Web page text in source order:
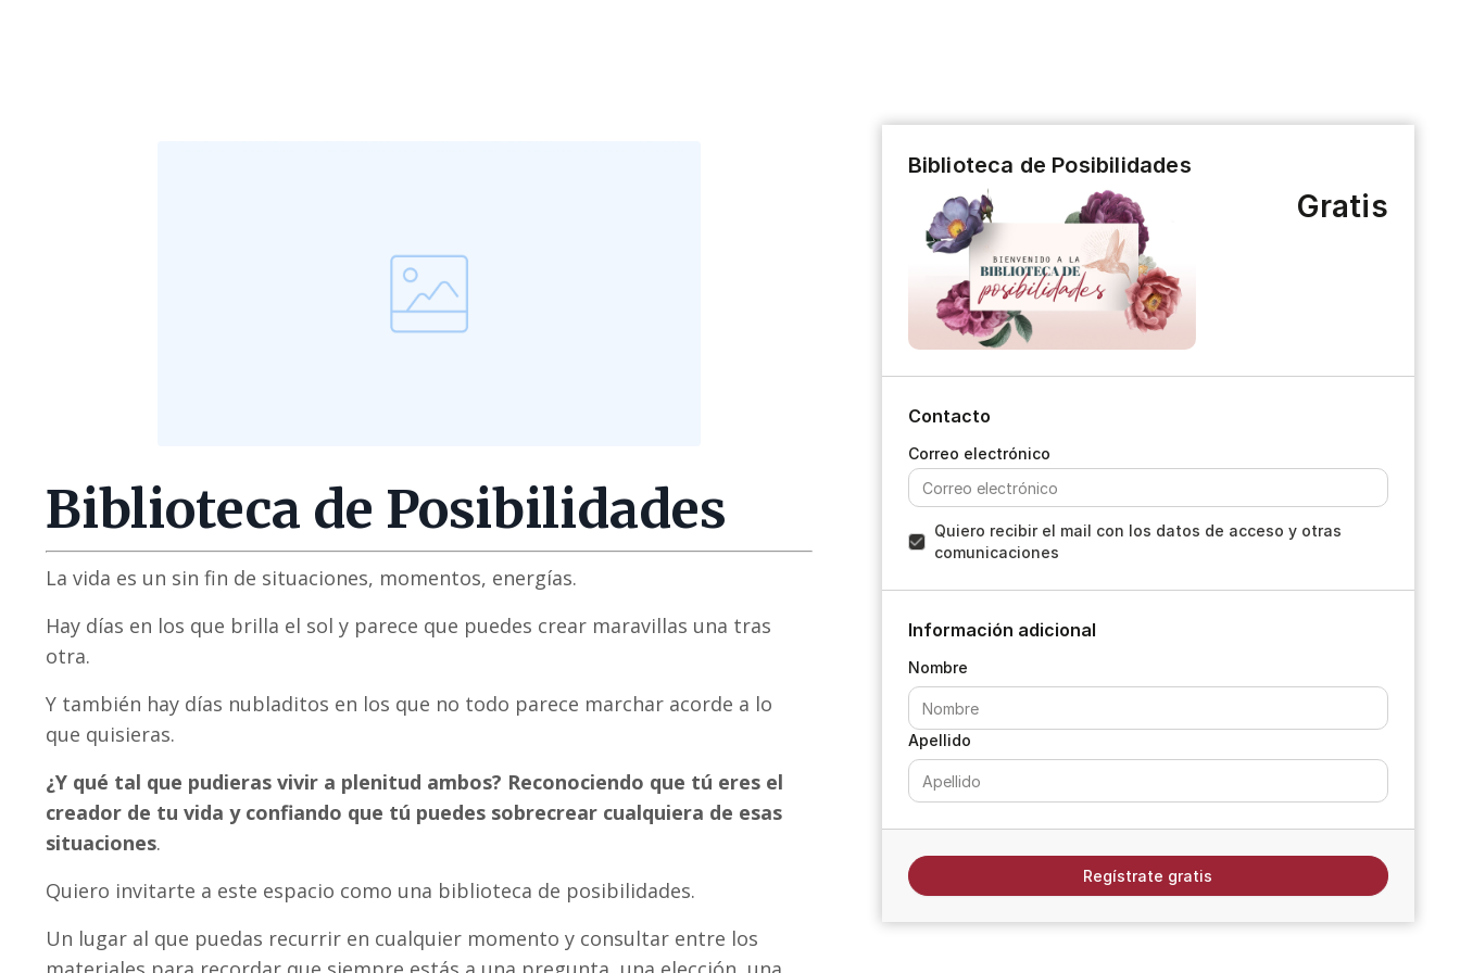
Biblioteca de Posibilidades
La vida es un sin fin de situaciones, momentos, energías.
Hay días en los que brilla el sol y parece que puedes crear maravillas una tras
otra.
Y también hay días nubladitos en los que no todo parece marchar acorde a lo
que quisieras.
¿Y qué tal que pudieras vivir a plenitud ambos? Reconociendo que tú eres el
creador de tu vida y confiando que tú puedes sobrecrear cualquiera de esas
situaciones.
Quiero invitarte a este espacio como una biblioteca de posibilidades.
Un lugar al que puedas recurrir en cualquier momento y consultar entre los
Biblioteca de Posibilidades
Gratis
Contacto
Quiero recibir el mail con los datos de acceso y otras
comunicaciones
Información adicional
Nombre
Apellido
Regístrate gratis